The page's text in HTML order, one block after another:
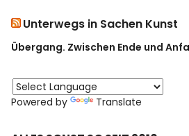
Unterwegs in Sachen Kunst
Übergang. Zwischen Ende und
Powered by Translate